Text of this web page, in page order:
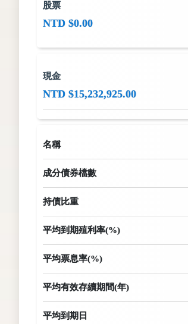
股票
NTD $0.00
現金
NTD $15,232,925.00
名稱
成分債券檔數
持債比重
平均到期殖利率(%)
平均票息率(%)
平均有效存續期間(年)
平均到期日